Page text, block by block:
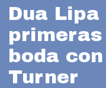
Dua
boda
Turner